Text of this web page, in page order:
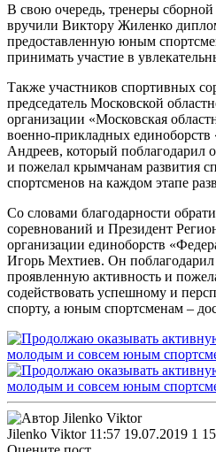
В свою очередь, тренеры
вручили Виктору Жиленко
предоставленную юным
принимать участие в
Также участников спортивных
председатель Московской
организации «Московская
военно-прикладных
Андреев, который поблагодарил
и пожелал крымчанам развития
спортсменов на каждом этапе
Со словами благодарности
соревнований и Президент
организации единоборств
Игорь Мехтиев. Он
проявленную активность и
содействовать успешному и
спорту, а юным спортсменам –
Jilenko Viktor 11:57 19.07.2019 1